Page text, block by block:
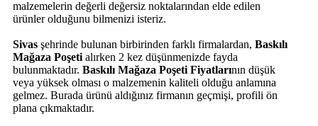
malzemelerin değerli değersiz noktalarından elde edilen
ürünler olduğunu bilmenizi isteriz.
Sivas şehrinde bulunan birbirinden farklı firmalardan, Baskılı
Mağaza Poşeti alırken 2 kez düşünmenizde fayda
bulunmaktadır. Baskılı Mağaza Poşeti Fiyatlarının düşük
veya yüksek olması o malzemenin kaliteli olduğu anlamına
gelmez. Burada ürünü aldığınız firmanın geçmişi, profili ön
plana çıkmaktadır.